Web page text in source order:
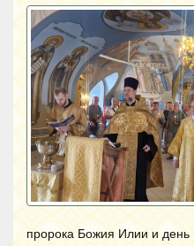
пророка Божия Илии и день